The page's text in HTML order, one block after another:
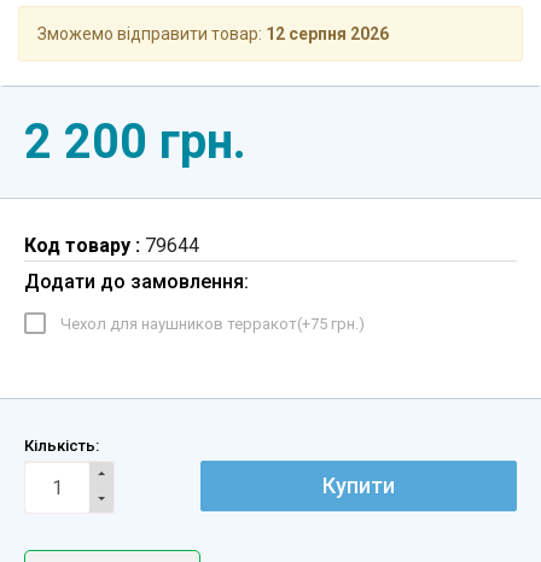
Зможемо відправити товар: 12 серпня 2026
2 200 грн.
Код товару : 79644
Додати до замовлення:
Чехол для наушников терракот(+75 грн.)
Кількість:
Купити